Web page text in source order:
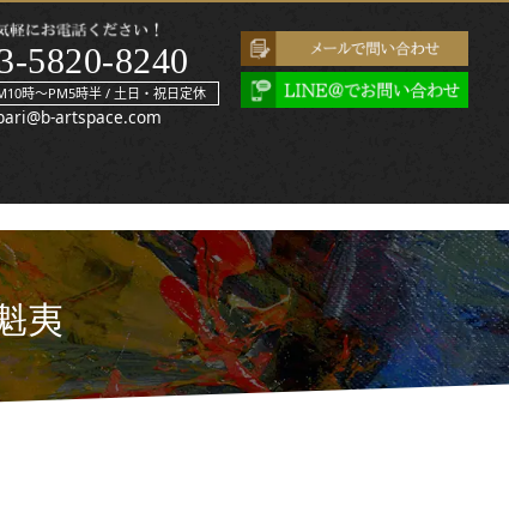
5820-8240
時～PM5時半 / 土日・祝日定休
artspace.com
夷